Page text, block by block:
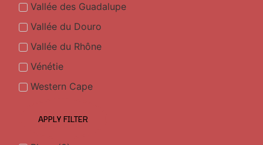
Vallée des Guadalupe
Vallée du Douro
Vallée du Rhône
Vénétie
Western Cape
APPLY FILTER